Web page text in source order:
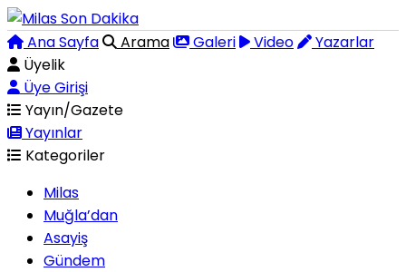
Ana Sayfa Arama Galeri Video
Yazarlar
Üyelik
Üye Girişi
Yayın/Gazete
Yayınlar
Kategoriler
Milas
Muğla’dan
Asayiş
Gündem